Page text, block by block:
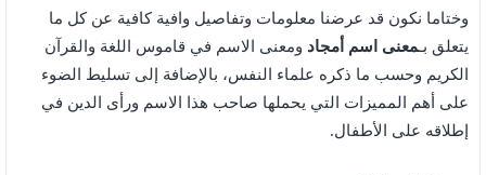
وختاما نكون قد عرضنا معلومات وتفاصيل وافية كافية عن كل ما
يتعلق بـمعنى اسم أمجاد ومعنى الاسم في قاموس اللغة والقرآن
الكريم وحسب ما ذكره علماء النفس، بالإضافة إلى تسليط الضوء
على أهم المميزات التي يحملها صاحب هذا الاسم ورأى الدين في
إطلاقه على الأطفال.